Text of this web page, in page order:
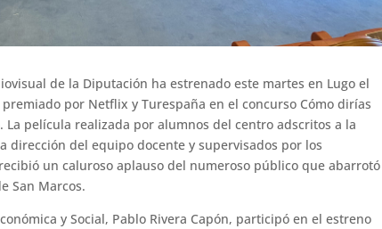
de la Diputación ha estrenado este martes en Lugo el
por Netflix y Turespaña en el concurso Cómo dirías
La película realizada por alumnos del centro adscritos a la
dirección del equipo docente y supervisados ​​por los
un caluroso aplauso del numeroso público que abarrotó
San Marcos.
y Social, Pablo Rivera Capón, participó en el estreno